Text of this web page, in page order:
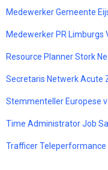
Medewerker Gemeente
Medewerker PR
Resource Planner Stork
Secretaris Netwerk Acute
Stemmenteller Europese
Time Administrator Job
Trafficer